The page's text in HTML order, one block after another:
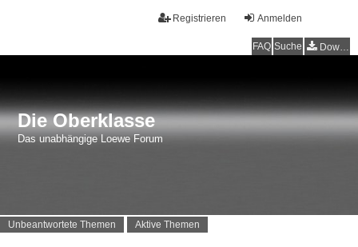
Anmelden
Registrieren
FAQ Suche Downloads
Die Oberklasse
Das unabhängige Loewe Forum
Unbeantwortete Themen Aktive Themen